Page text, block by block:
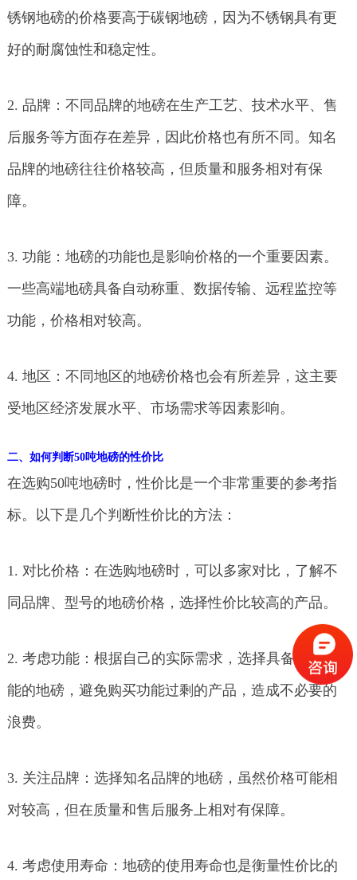
锈钢地磅的价格要高于碳钢地磅，因为不锈钢具有更
好的耐腐蚀性和稳定性。
2. 品牌：不同品牌的地磅在生产工艺、技术水平、售
后服务等方面存在差异，因此价格也有所不同。知名
品牌的地磅往往价格较高，但质量和服务相对有保
障。
3. 功能：地磅的功能也是影响价格的一个重要因素。
一些高端地磅具备自动称重、数据传输、远程监控等
功能，价格相对较高。
4. 地区：不同地区的地磅价格也会有所差异，这主要
受地区经济发展水平、市场需求等因素影响。
二、如何判断50吨地磅的性价比
在选购50吨地磅时，性价比是一个非常重要的参考指
标。以下是几个判断性价比的方法：
1. 对比价格：在选购地磅时，可以多家对比，了解不
同品牌、型号的地磅价格，选择性价比较高的产品。
2. 考虑功能：根据自己的实际需求，选择具备必要功
能的地磅，避免购买功能过剩的产品，造成不必要的
浪费。
3. 关注品牌：选择知名品牌的地磅，虽然价格可能相
对较高，但在质量和售后服务上相对有保障。
4. 考虑使用寿命：地磅的使用寿命也是衡量性价比的